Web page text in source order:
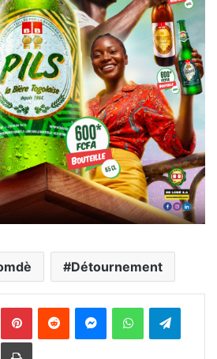
Détournement
PinterestReddit MessengerWhatsAppTelegram
par email Imprimer